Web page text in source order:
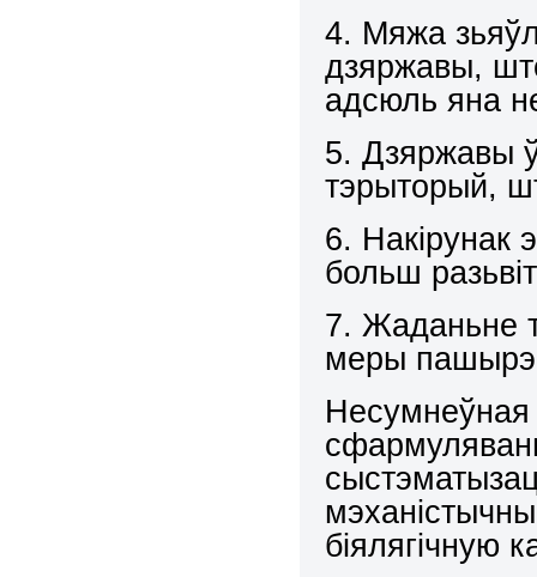
4. Мяжа
дзяржавы,
адсюль яна
5. Дзяржавы
тэрыторый,
6. Накірунак
больш
7. Жаданьне
меры
біялягічную